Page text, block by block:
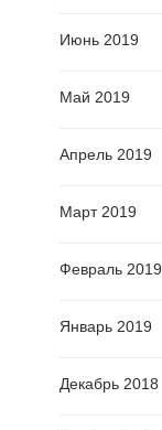
Июнь 2019
Май 2019
Апрель 2019
Март 2019
Февраль 2019
Январь 2019
Декабрь 2018